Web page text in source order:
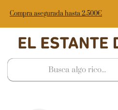
Compra asegurada hasta 2.500€